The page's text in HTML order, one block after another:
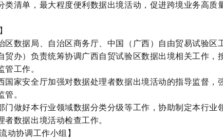
类清单，最大程度便利数据出境活动，促进跨境业务高质
区数据局、自治区商务厅、中国（广西）自由贸易试验区
贸办）负责统筹协调广西自贸试验区数据出境相关工作，
管工作。
国家安全厅加强对数据处理者数据出境活动的指导监督，
管。
门做好本行业领域数据分类分级等工作，协助制定本行业
者数据出境活动检查工作。
动协调工作小组】